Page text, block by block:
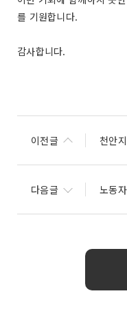
를 기원합니다.
감사합니다.
이전글 천안
다음글